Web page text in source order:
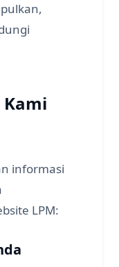
informasi
LPM: